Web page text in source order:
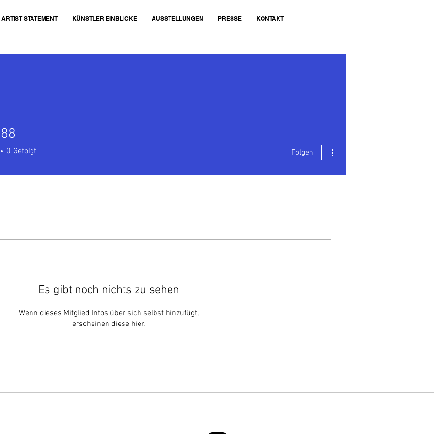
ARTIST STATEMENT KÜNSTLER EINBLICKE AUSSTELLUNGEN PRESSE KONTAKT
Es gibt noch nichts zu sehen
Wenn dieses Mitglied Infos über sich selbst hinzufügt,
erscheinen diese hier.
0 Gefolgt Folgen